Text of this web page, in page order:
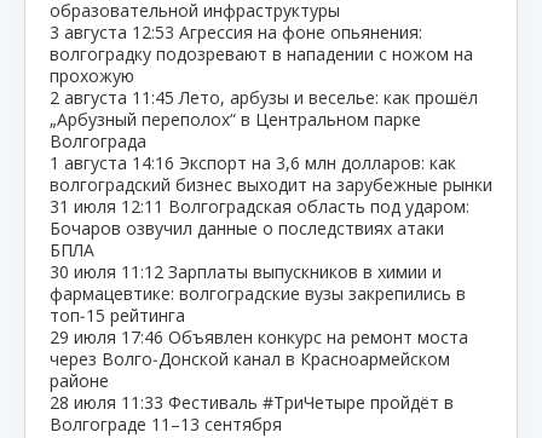
образовательной инфраструктуры
3 августа 12:53 Агрессия на фоне опьянения:
волгоградку подозревают в нападении с ножом на
прохожую
2 августа 11:45 Лето, арбузы и веселье: как прошёл
„Арбузный переполох“ в Центральном парке
Волгограда
1 августа 14:16 Экспорт на 3,6 млн долларов: как
волгоградский бизнес выходит на зарубежные рынки
31 июля 12:11 Волгоградская область под ударом:
Бочаров озвучил данные о последствиях атаки
БПЛА
30 июля 11:12 Зарплаты выпускников в химии и
фармацевтике: волгоградские вузы закрепились в
топ‑15 рейтинга
29 июля 17:46 Объявлен конкурс на ремонт моста
через Волго‑Донской канал в Красноармейском
районе
28 июля 11:33 Фестиваль #ТриЧетыре пройдёт в
Волгограде 11–13 сентября